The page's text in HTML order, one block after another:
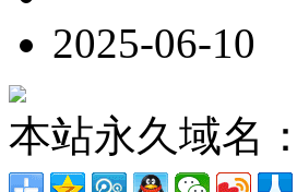
2025-06-10
本站永久域名